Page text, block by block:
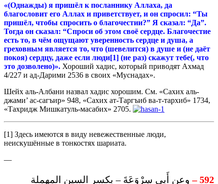
«(Однажды) я пришёл к посланнику Аллаха, да
благословит его Аллах и приветствует, и он спросил: “Ты
пришёл, чтобы спросить о благочестии?” Я сказал: “Да”.
Тогда он сказал: “Спроси об этом своё сердце. Благочестие
есть то, в чём ощущают уверенность сердце и душа, а
греховным является то, что (шевелится) в душе и (не даёт
покоя) сердцу, даже если люди[1] (не раз) скажут тебе(, что
это дозволено)». Хороший хадис, который приводят Ахмад
4/227 и ад-Дарими 2536 в своих «Муснадах».
Шейх аль-Албани назвал хадис хорошим. См. «Сахих аль-
джами’ ас-сагъир» 948, «Сахих ат-Таргъиб ва-т-тархиб» 1734,
«Тахридж Мишкатуль-масабих» 2705.
[1] Здесь имеются в виду невежественные люди,
неискушённые в тонкостях шариата.
—
592 –
وعن أَبي سِرْوَعَةَ – بكسر السين المهملة